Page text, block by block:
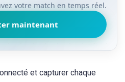
votre match en temps réel.
maintenant
et capturer chaque